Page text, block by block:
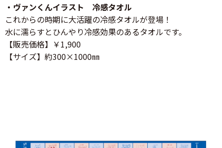
・ヴァンくんイラスト 冷感タオル
これからの時期に大活躍の冷感タオルが登場！
水に濡らすとひんやり冷感効果のあるタオルです。
【販売価格】￥1,900
【サイズ】約300×1000㎜